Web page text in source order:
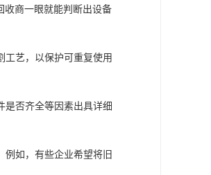
收商一眼就能判断出设备
工艺，以保护可重复使用
是否齐全等因素出具详细
例如，有些企业希望将旧